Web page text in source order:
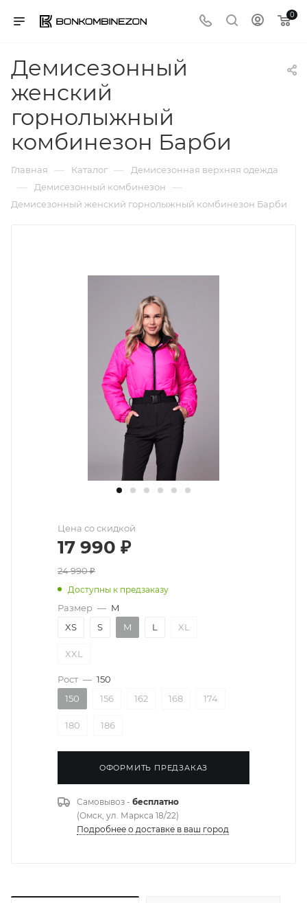
0
Демисезонный
женский
горнолыжный
комбинезон Барби
Главная — Каталог — Демисезонная верхняя одежда
— Демисезонный комбинезон —
Демисезонный женский горнолыжный комбинезон Барби
Цена со скидкой
17 990 ₽
24 990₽
Доступны к предзаказу
Размер — M
XS
S M L XL
XXL
Рост — 150
150
156 162 168 174
180 186
ОФОРМИТЬ ПРЕДЗАКАЗ
Самовывоз - бесплатно
(Омск, ул. Маркса 18/22)
Подробнее о доставке в ваш город